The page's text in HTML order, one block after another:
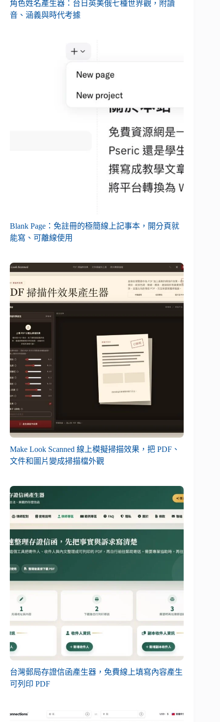
角色姓名產生器：台日英美俄七種世界觀，附讀
音、涵義與時代考據
Blank Page：免註冊的極簡線上記事本，開分頁就
能寫、可離線使用
Make Look Scanned 線上模擬掃描效果，把 PDF、
文件和圖片變成掃描檔外觀
台灣郵局存證信函產生器，免費線上填寫內容產生
可列印 PDF